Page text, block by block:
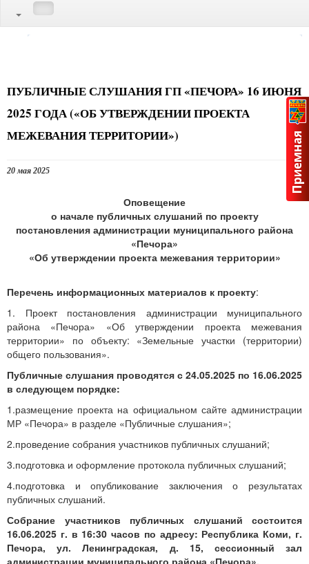
ПУБЛИЧНЫЕ СЛУШАНИЯ ГП «ПЕЧОРА» 16 ИЮНЯ
2025 ГОДА («ОБ УТВЕРЖДЕНИИ ПРОЕКТА
МЕЖЕВАНИЯ ТЕРРИТОРИИ»)
20 мая 2025
Оповещение
о начале публичных слушаний по проекту
постановления администрации муниципального района
«Печора»
«Об утверждении проекта межевания территории»
Перечень информационных материалов к проекту:
1. Проект постановления администрации муниципального
района «Печора» «Об утверждении проекта межевания
территории» по объекту: «Земельные участки (территории)
общего пользования».
Публичные слушания проводятся с 24.05.2025 по 16.06.2025
в следующем порядке:
1.размещение проекта на официальном сайте администрации
МР «Печора» в разделе «Публичные слушания»;
2.проведение собрания участников публичных слушаний;
3.подготовка и оформление протокола публичных слушаний;
4.подготовка и опубликование заключения о результатах
публичных слушаний.
Собрание участников публичных слушаний состоится
16.06.2025 г. в 16:30 часов по адресу: Республика Коми, г.
Печора, ул. Ленинградская, д. 15, сессионный зал
администрации муниципального района «Печора».